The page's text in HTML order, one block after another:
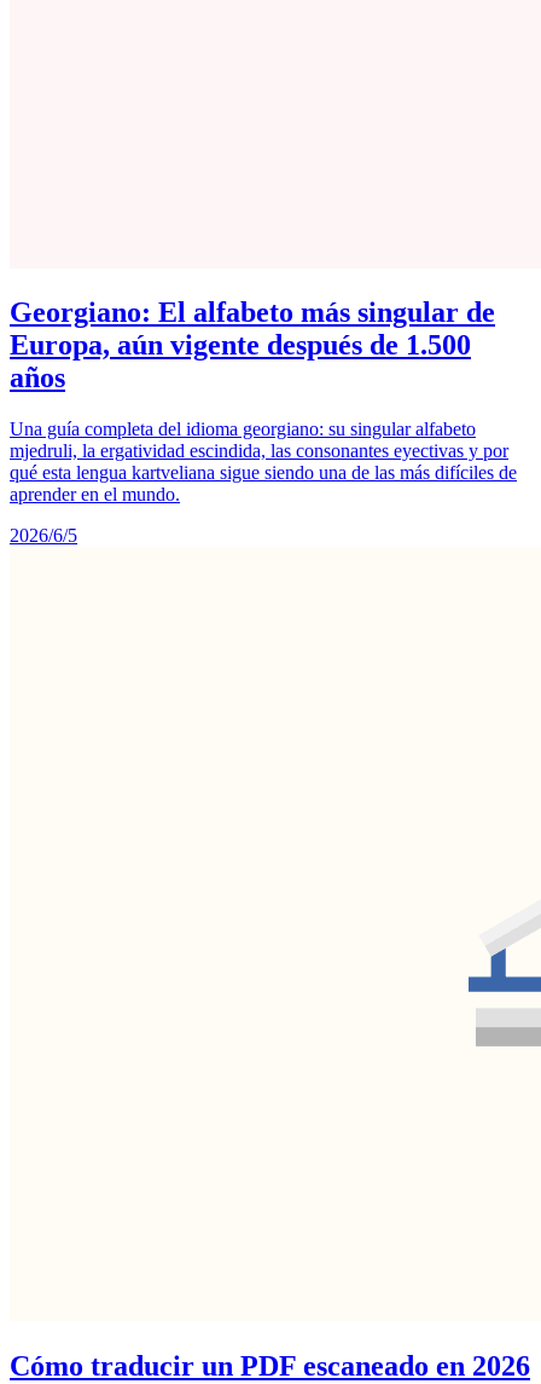
Georgiano: El alfabeto más singular de
Europa, aún vigente después de 1.500
años
Una guía completa del idioma georgiano: su singular alfabeto
mjedruli, la ergatividad escindida, las consonantes eyectivas y por
qué esta lengua kartveliana sigue siendo una de las más difíciles de
aprender en el mundo.
2026/6/5
Cómo traducir un PDF escaneado en 2026